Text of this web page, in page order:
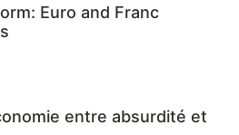
Euro and Franc
entre absurdité et